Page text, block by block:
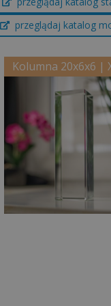
przeglądaj katalog
Kolumna 20x6x6 |